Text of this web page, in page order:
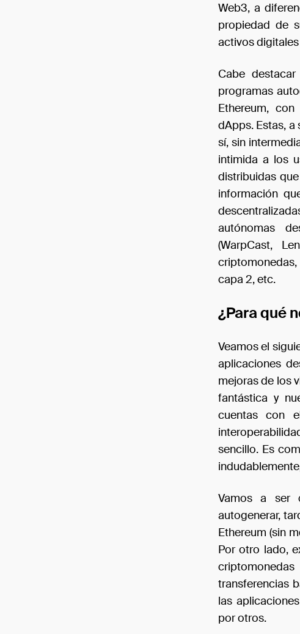
Web3, a
propiedad de
activos
Cabe
programas
Ethereum,
dApps. Estas,
sí, sin
intimida a los
distribuidas
información
autónomas
(WarpCast,
capa 2, etc.
¿Para qué
Veamos el
aplicaciones
mejoras de los
fantástica y
cuentas con
sencillo. Es
Vamos a ser
autogenerar,
Ethereum (sin
Por otro lado,
transferencias
las
por otros.